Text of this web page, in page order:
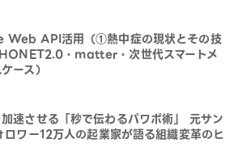
API活用（①熱中症の現状とその技
・matter・次世代スマートメ
ース）
速させる「秒で伝わるパワポ術」 元サン
ロワー12万人の起業家が語る組織変革のヒ